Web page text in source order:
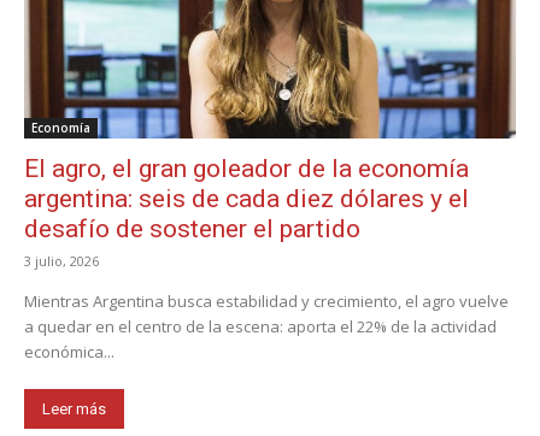
Economía
El agro, el gran goleador de la economía
argentina: seis de cada diez dólares y el
desafío de sostener el partido
3 julio, 2026
Mientras Argentina busca estabilidad y crecimiento, el agro vuelve
a quedar en el centro de la escena: aporta el 22% de la actividad
económica...
Leer más